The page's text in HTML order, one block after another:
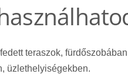
teraszok,
üzlethelyiségekben.